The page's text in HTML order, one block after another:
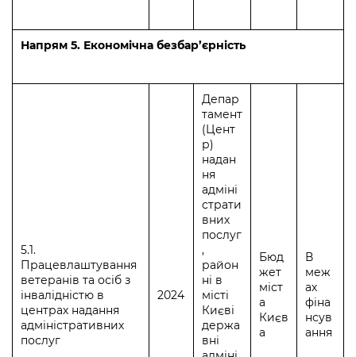
Напрям 5. Економічна безбар’єрність
5.1.
Працевлаштування
ветеранів та осіб з
інвалідністю в
центрах надання
адміністративних
послуг
2024
Депар
тамент
(Цент
р)
надан
ня
адміні
страти
вних
послуг
,
район
ні в
місті
Києві
держа
вні
Бюд
жет
міст
а
Києв
а
В
меж
ах
фіна
нсув
ання